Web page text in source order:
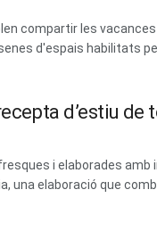
compartir les
d'espais habilitats
d’estiu de
i elaborades
una elaboració que